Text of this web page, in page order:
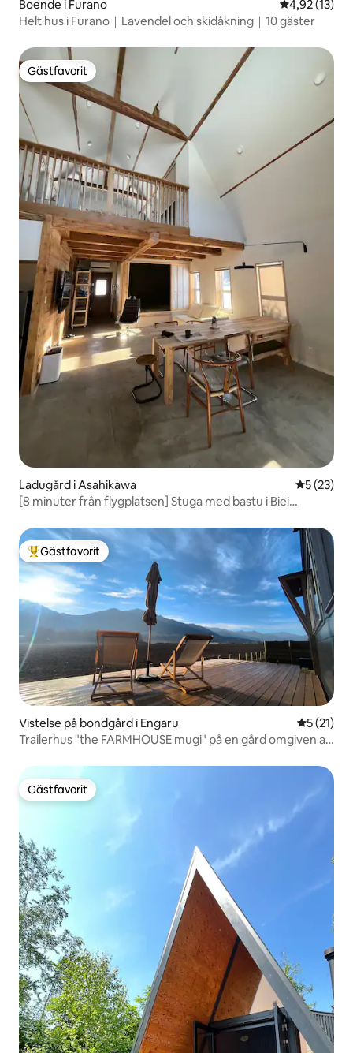
Boende i Furano 4,92 av 5 i
4,92 (13)
Helt hus i Furano｜Lavendel och skidåkning｜10 gäster
Gästfavorit
Gästfavorit
Ladugård i Asahikawa 5 av 5 i
5 (23)
[8 minuter från flygplatsen] Stuga med bastu i Biei
Populär gästfavorit
Gästfavorit
Vistelse på bondgård i Engaru 5 av 5 i
5 (21)
Trailerhus "the FARMHOUSE mugi" på en gård omgiven av
Gästfavorit
Gästfavorit